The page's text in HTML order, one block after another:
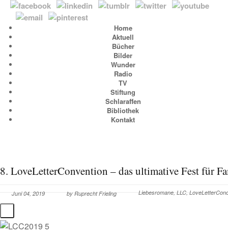
Home
Aktuell
Bücher
Bilder
Wunder
Radio
TV
Stiftung
Schlaraffen
Bibliothek
Kontakt
8. LoveLetterConvention – das ultimative Fest für
Juni 04, 2019 by Ruprecht Frieling Liebesromane, LLC,